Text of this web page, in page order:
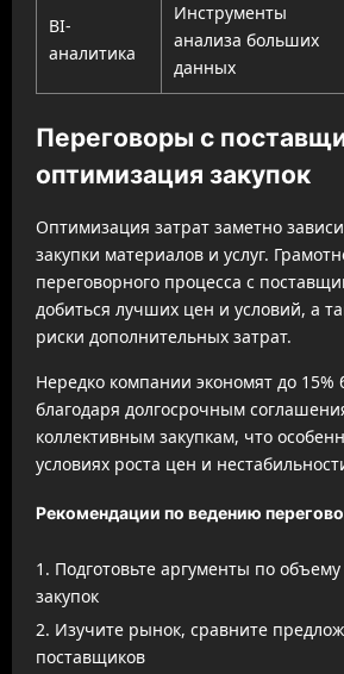
BI-
аналитика
Инструменты
анализа больших
данных
Переговоры с
оптимизация закупок
Оптимизация затрат заметно
закупки материалов и услуг.
переговорного процесса с
добиться лучших цен и условий, а
риски дополнительных затрат.
Нередко компании экономят до 15%
благодаря долгосрочным
коллективным закупкам, что
условиях роста цен и
Рекомендации по ведению
Подготовьте аргументы по
закупок
Изучите рынок, сравните
поставщиков